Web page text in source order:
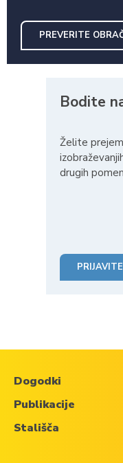
PREVERITE
Bodite
Želite
drugih
Dogodki
Publikacije
Stališča